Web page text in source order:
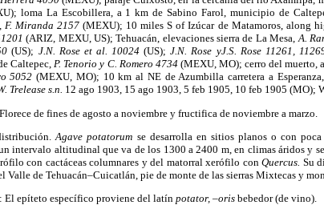
loma La Escobillera, a 1 km de Sabino Farol, municipio de
F. Miranda 2157(MEXU); 10 miles S of Izúcar de Matamoros, along
(ARIZ, MEXU, US); Tehuacán, elevaciones sierra de La Mesa,A.
(US); J.N. Rose et al. 10024(US);J.N. Rose yJ.S. Rose 11261,
Caltepec,P. Tenorio y C. Romero 4734 (MEXU, MO); cerro del muerto,
5052(MEXU, MO); 10 km al NE de Azumbilla carretera a
Trelease s.n. 12 ago 1903, 15 ago 1903, 5 feb 1905, 10 feb 1905 (MO);
de fines de agosto a noviembre y fructifica de noviembre a marzo.
Agave potatorum se desarrolla en sitios planos o con
intervalo altitudinal que va de los 1300 a 2400 m, en climas áridos y
con cactáceas columnares y del matorral xerófilo con Quercus. Su
Valle de Tehuacán–Cuicatlán, pie de monte de las sierras Mixtecas y
El epíteto específico proviene del latín potator, –oris bebedor (de vino).